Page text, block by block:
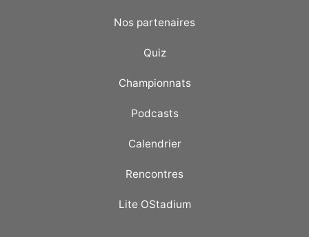
Nos partenaires
Quiz
Championnats
Podcasts
Calendrier
Rencontres
Lite OStadium